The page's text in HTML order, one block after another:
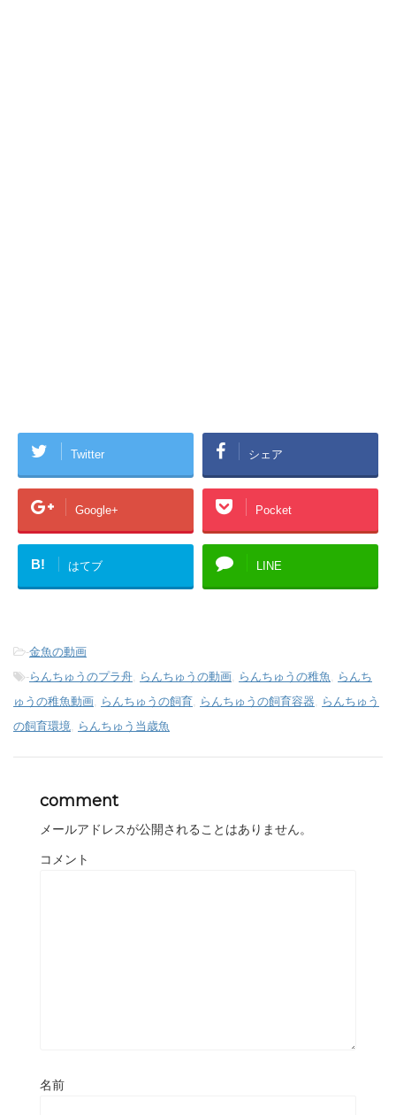
Twitter シェア
Google+ Pocket
B! はてブ LINE
-金魚の動画
-らんちゅうのプラ舟, らんちゅうの動画, らんちゅうの稚魚, らんち
ゅうの稚魚動画, らんちゅうの飼育, らんちゅうの飼育容器, らんちゅう
の飼育環境, らんちゅう当歳魚
comment
メールアドレスが公開されることはありません。
コメント
名前